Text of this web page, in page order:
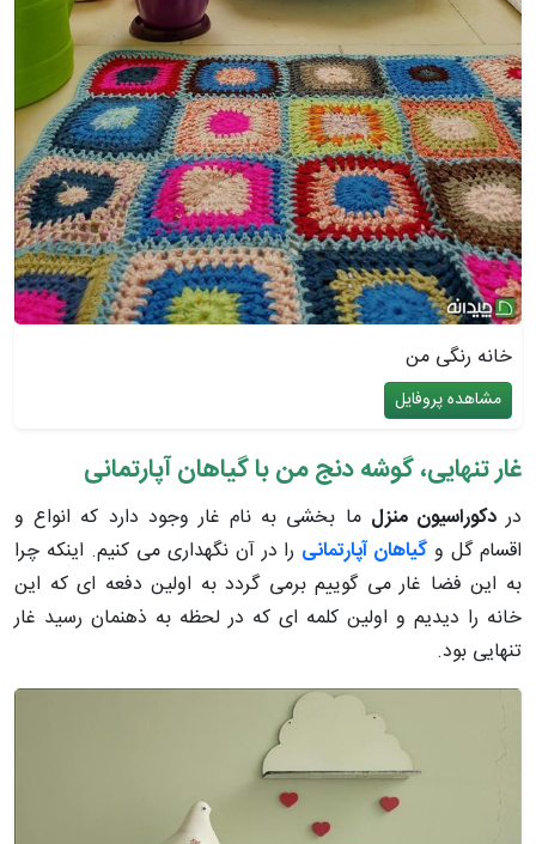
خانه رنگی من
مشاهده پروفایل
غار تنهایی، گوشه دنج من با گیاهان آپارتمانی
دردکوراسیون منزل ما بخشی به نام غار وجود دارد که انواع و
اقسام گل و گیاهان آپارتمانی را در آن نگهداری می کنیم. اینکه چرا
به این فضا غار می گوییم برمی گردد به اولین دفعه ای که این
خانه را دیدیم و اولین کلمه ای که در لحظه به ذهنمان رسید غار
تنهایی بود.